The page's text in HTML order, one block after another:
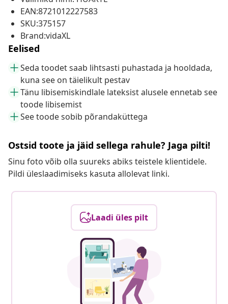
EAN:8721012227583
SKU:375157
Brand:vidaXL
Eelised
Seda toodet saab lihtsasti puhastada ja hooldada,
kuna see on täielikult pestav
Tänu libisemiskindlale lateksist alusele ennetab see
toode libisemist
See toode sobib põrandaküttega
Ostsid toote ja jäid sellega rahule? Jaga pilti!
Sinu foto võib olla suureks abiks teistele klientidele.
Pildi üleslaadimiseks kasuta allolevat linki.
Laadi üles pilt